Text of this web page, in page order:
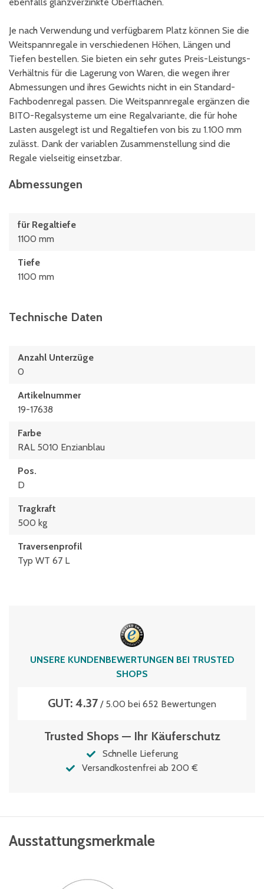
Je nach Verwendung und verfügbarem Platz können Sie die
Weitspannregale in verschiedenen Höhen, Längen und
Tiefen bestellen. Sie bieten ein sehr gutes Preis-Leistungs-
Verhältnis für die Lagerung von Waren, die wegen ihrer
Abmessungen und ihres Gewichts nicht in ein Standard-
Fachbodenregal passen. Die Weitspannregale ergänzen die
BITO-Regalsysteme um eine Regalvariante, die für hohe
Lasten ausgelegt ist und Regaltiefen von bis zu 1.100 mm
zulässt. Dank der variablen Zusammenstellung sind die
Regale vielseitig einsetzbar.
Abmessungen
für Regaltiefe
1100 mm
Tiefe
1100 mm
Technische Daten
Anzahl Unterzüge
0
Artikelnummer
19-17638
Farbe
RAL 5010 Enzianblau
Pos.
D
Tragkraft
500 kg
Traversenprofil
Typ WT 67 L
UNSERE KUNDENBEWERTUNGEN BEI TRUSTED
SHOPS
GUT: 4.37 / 5.00 bei 652 Bewertungen
Trusted Shops — Ihr Käuferschutz
Schnelle Lieferung
Versandkostenfrei ab 200 €
Ausstattungsmerkmale